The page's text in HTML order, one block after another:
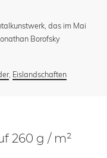
das im Mai
Borofsky
, Eislandschaften
260 g / m²